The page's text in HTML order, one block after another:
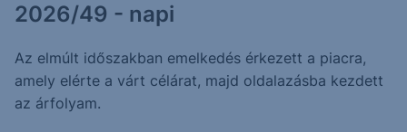
2026/49 - napi
Az elmúlt időszakban emelkedés érkezett a piacra,
amely elérte a várt célárat, majd oldalazásba kezdett
az árfolyam.